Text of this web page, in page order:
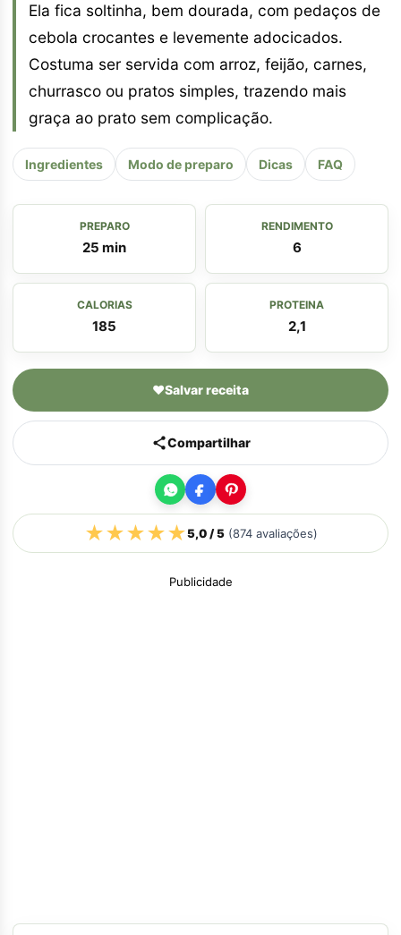
Ela fica soltinha, bem dourada, com pedaços de
cebola crocantes e levemente adocicados.
Costuma ser servida com arroz, feijão, carnes,
churrasco ou pratos simples, trazendo mais
graça ao prato sem complicação.
Ingredientes Modo de preparo Dicas FAQ
PREPARO
25 min
RENDIMENTO
6
CALORIAS
185
PROTEINA
2,1
♥Salvar receita
Compartilhar
★★★★★5,0/ 5(874avaliações)
Publicidade